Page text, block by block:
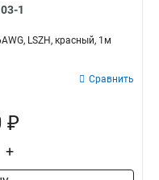
1
LSZH, красный, 1м
Сравнить
₽
+